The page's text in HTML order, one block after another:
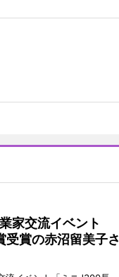
家交流イベント
受賞の赤沼留美子さ